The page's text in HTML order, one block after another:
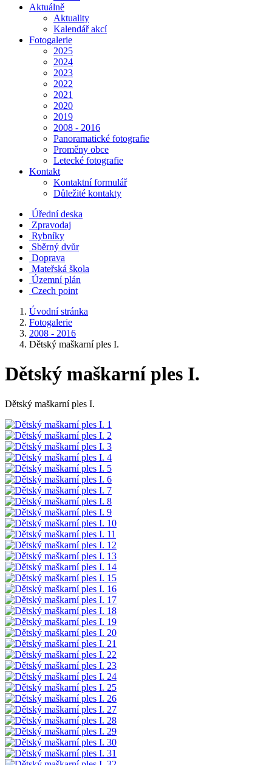
Aktuálně
Aktuality
Kalendář akcí
Fotogalerie
2025
2024
2023
2022
2021
2020
2019
2008 - 2016
Panoramatické fotografie
Proměny obce
Letecké fotografie
Kontakt
Kontaktní formulář
Důležité kontakty
Úřední deska
Zpravodaj
Rybníky
Sběrný dvůr
Doprava
Mateřská škola
Územní plán
Czech point
Úvodní stránka
Fotogalerie
2008 - 2016
Dětský maškarní ples I.
Dětský maškarní ples I.
Dětský maškarní ples I.